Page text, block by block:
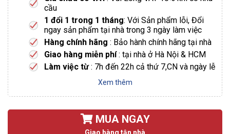
cầu
1 đổi 1 trong 1 tháng: Với Sản phẩm lỗi, Đổi
ngay sản phẩm tại nhà trong 3 ngày làm việc
Hàng chính hãng : Bảo hành chính hãng tại nhà
Giao hàng miễn phí: tại nhà ở Hà Nội & HCM
Làm việc từ: 7h đến 22h cả thứ 7,CN và ngày lễ
Xem thêm
MUA NGAY